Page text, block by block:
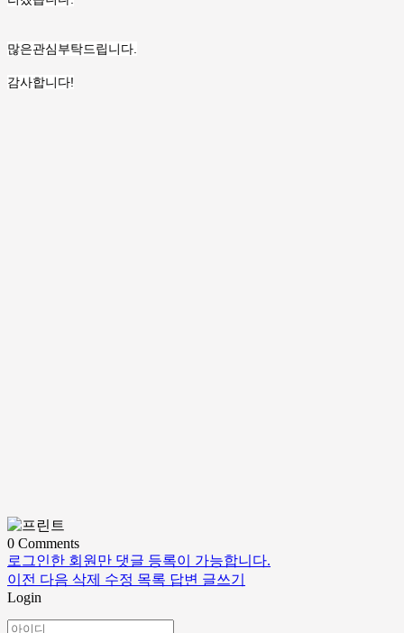
많은관심부탁드립니다.
감사합니다!
0 Comments
로그인한 회원만 댓글 등록이 가능합니다.
이전 다음 삭제 수정 목록 답변 글쓰기
Login